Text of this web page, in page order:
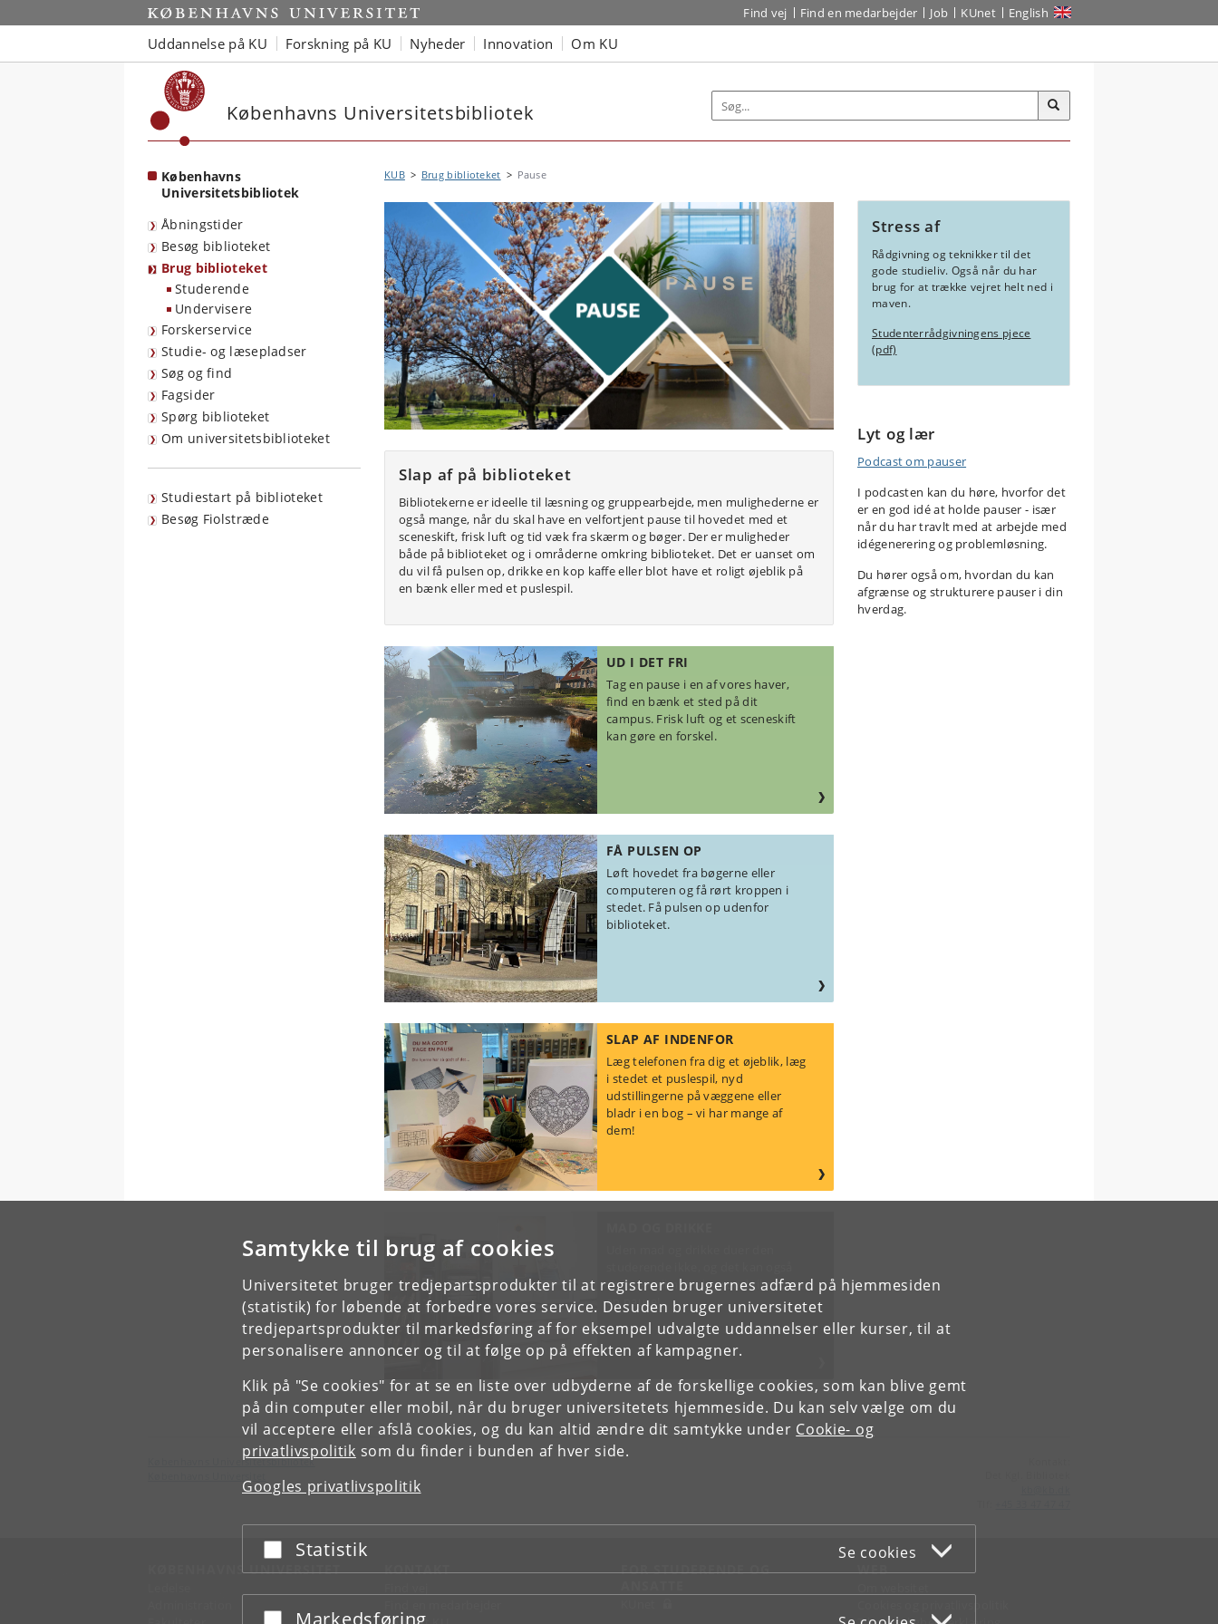
Samtykke til brug af cookies
Universitetet bruger tredjepartsprodukter til at registrere brugernes adfærd på hjemmesiden
(statistik) for løbende at forbedre vores service. Desuden bruger universitetet
tredjepartsprodukter til markedsføring af for eksempel udvalgte uddannelser eller kurser, til at
personalisere annoncer og til at følge op på effekten af kampagner.
Klik på "Se cookies" for at se en liste over udbyderne af de forskellige cookies, som kan blive gemt
på din computer eller mobil, når du bruger universitetets hjemmeside. Du kan selv vælge om du
vil acceptere eller afslå cookies, og du kan altid ændre dit samtykke under Cookie- og
privatlivspolitik som du finder i bunden af hver side.
Googles privatlivspolitik
Acceptér eller afslå
Statistik Se cookies
Acceptér eller afslå
Markedsføring
Start Find vej Find en medarbejder Job KUnet English
Uddannelse på KU Forskning på KU Nyheder Innovation Om KU
Københavns Universitetsbibliotek
Københavns
Universitetsbibliotek
Åbningstider
Besøg biblioteket
Brug biblioteket
Studerende
Undervisere
Forskerservice
Studie- og læsepladser
Søg og find
Fagsider
Spørg biblioteket
Om universitetsbiblioteket
Studiestart på biblioteket
Besøg Fiolstræde
KUB Brug biblioteket Pause
Slap af på biblioteket
Bibliotekerne er ideelle til læsning og gruppearbejde, men mulighederne er
også mange, når du skal have en velfortjent pause til hovedet med et
sceneskift, frisk luft og tid væk fra skærm og bøger. Der er muligheder
både på biblioteket og i områderne omkring biblioteket. Det er uanset om
du vil få pulsen op, drikke en kop kaffe eller blot have et roligt øjeblik på
en bænk eller med et puslespil.
UD I DET FRI
Tag en pause i en af vores haver,
find en bænk et sted på dit
campus. Frisk luft og et sceneskift
kan gøre en forskel.
FÅ PULSEN OP
Løft hovedet fra bøgerne eller
computeren og få rørt kroppen i
stedet. Få pulsen op udenfor
biblioteket.
SLAP AF INDENFOR
Læg telefonen fra dig et øjeblik, læg
i stedet et puslespil, nyd
udstillingerne på væggene eller
bladr i en bog – vi har mange af
dem!
være en glimrende grund til at tage
en pause!
Stress af
Rådgivning og teknikker til det
gode studieliv. Også når du har
brug for at trække vejret helt ned i
maven.
Studenterrådgivningens pjece
(pdf)
Lyt og lær
Podcast om pauser
I podcasten kan du høre, hvorfor det
er en god idé at holde pauser - især
når du har travlt med at arbejde med
idégenerering og problemløsning.
Du hører også om, hvordan du kan
afgrænse og strukturere pauser i din
hverdag.
Københavns Universitetsbibliotek
KØBENHAVNS UNIVERSITET KONTAKT
FOR STUDERENDE OG
WEB